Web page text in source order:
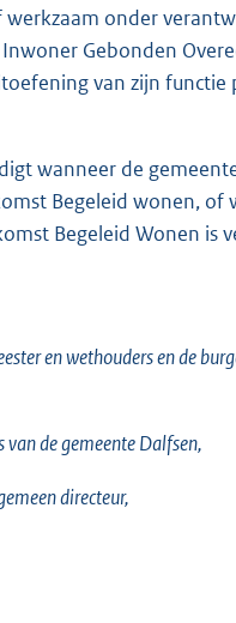
onder
Gebonden
van zijn
wanneer de
Begeleid wonen,
Begeleid Wonen is
en wethouders en de
de gemeente Dalfsen,
directeur,